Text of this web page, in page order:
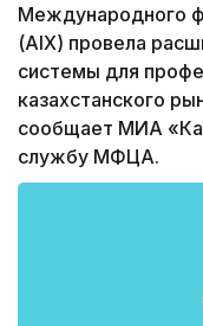
Международного
(AIX) провела
системы для
казахстанского
сообщает МИА
службу МФЦА.